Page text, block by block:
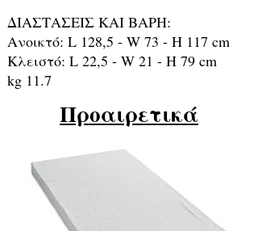
ΔΙΑΣΤΑΣΕΙΣ ΚΑΙ ΒΑΡΗ:
Ανοικτό: L 128,5 - W 73 - H 117 cm
Κλειστό: L 22,5 - W 21 - H 79 cm
kg 11.7
Προαιρετικά